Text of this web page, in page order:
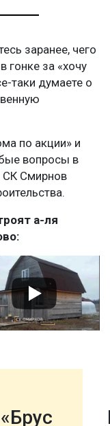
заранее, чего
гонке за «хочу
таки думаете о
по акции» и
вопросы в
СК Смирнов
а-ля